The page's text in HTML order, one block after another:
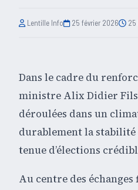
Lentille Info 25 février 2026 25
Dans le cadre du
ministre Alix Didier
déroulées dans un
durablement la
tenue d’élections
Au centre des